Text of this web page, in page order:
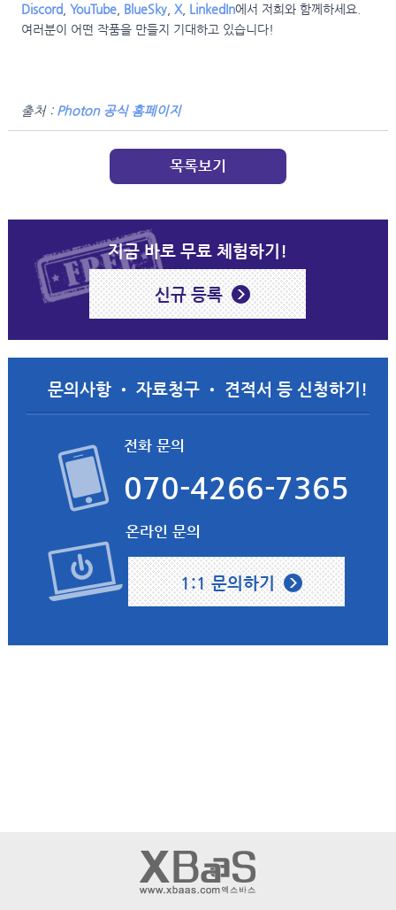
Discord YouTube, BlueSky, X, LinkedIn에서 저희와 함께하세요.
여러분이 어떤 작품을 만들지 기대하고 있습니다!
출처 : Photon 공식 홈페이지
목록보기
지금 바로 무료 체험하기!
신규 등록
문의사항 • 자료청구 • 견적서 등 신청하기!
전화 문의
070-4266-7365
온라인 문의
1:1 문의하기